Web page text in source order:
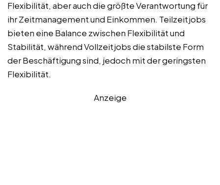
Flexibilität, aber auch die größte Verantwortung für
ihr Zeitmanagement und Einkommen. Teilzeitjobs
bieten eine Balance zwischen Flexibilität und
Stabilität, während Vollzeitjobs die stabilste Form
der Beschäftigung sind, jedoch mit der geringsten
Flexibilität.
Anzeige